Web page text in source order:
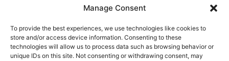
Manage Consent
To provide the best experiences, we use technologies like cookies to
store and/or access device information. Consenting to these
technologies will allow us to process data such as browsing behavior or
unique IDs on this site. Not consenting or withdrawing consent, may
PRESS MEDIA
Pond5 Photo & Video Media